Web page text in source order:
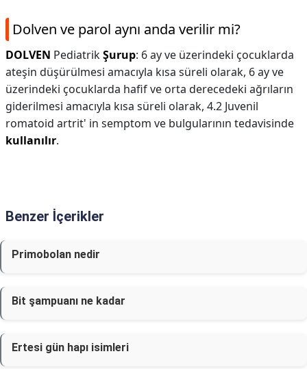
Dolven ve parol aynı anda verilir mi?
DOLVEN PediatrikŞurup: 6 ay ve üzerindeki çocuklarda
ateşin düşürülmesi amacıyla kısa süreli olarak, 6 ay ve
üzerindeki çocuklarda hafif ve orta derecedeki ağrıların
giderilmesi amacıyla kısa süreli olarak, 4.2 Juvenil
romatoid artrit' in semptom ve bulgularının tedavisinde
kullanılır.
Benzer İçerikler
Primobolan nedir
Bit şampuanı ne kadar
Ertesi gün hapı isimleri